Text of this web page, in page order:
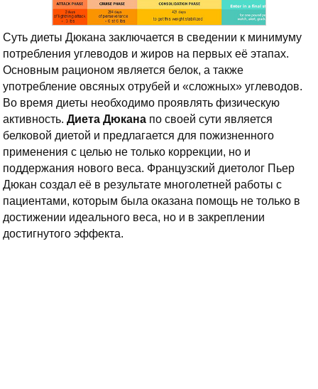
Суть диеты Дюкана заключается в сведении к минимуму
потребления углеводов и жиров на первых её этапах.
Основным рационом является белок, а также
употребление овсяных отрубей и «сложных» углеводов.
Во время диеты необходимо проявлять физическую
активность. Диета Дюкана по своей сути является
белковой диетой и предлагается для пожизненного
применения с целью не только коррекции, но и
поддержания нового веса. Французский диетолог Пьер
Дюкан создал её в результате многолетней работы с
пациентами, которым была оказана помощь не только в
достижении идеального веса, но и в закреплении
достигнутого эффекта.